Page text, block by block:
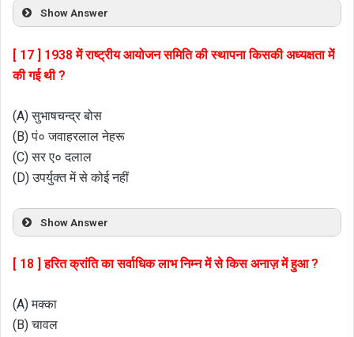
Show Answer
[ 17 ] 1938 में राष्ट्रीय आयोजन समिति की स्थापना किसकी अध्यक्षता में
की गई थी ?
(A) सुभाषचन्द्र बोस
(B) पं० जवाहरलाल नेहरू
(C) सर ए० दलाल
(D) उपर्युक्त में से कोई नहीं
Show Answer
[ 18 ] हरित क्रांति का सर्वाधिक लाभ निम्न में से किस अनाज़ में हुआ ?
(A) मक्का
(B) चावल